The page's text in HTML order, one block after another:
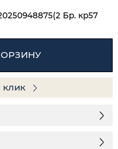
Бр. кр57
клик